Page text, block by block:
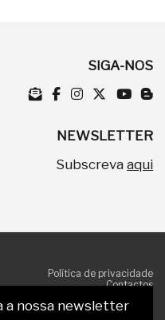
a nossa newsletter
SIGA-NOS
NEWSLETTER
Subscreva aqui
Política de privacidade
Contactos